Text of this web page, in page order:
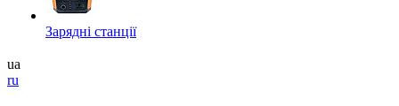
Зарядні станції
ua
ru